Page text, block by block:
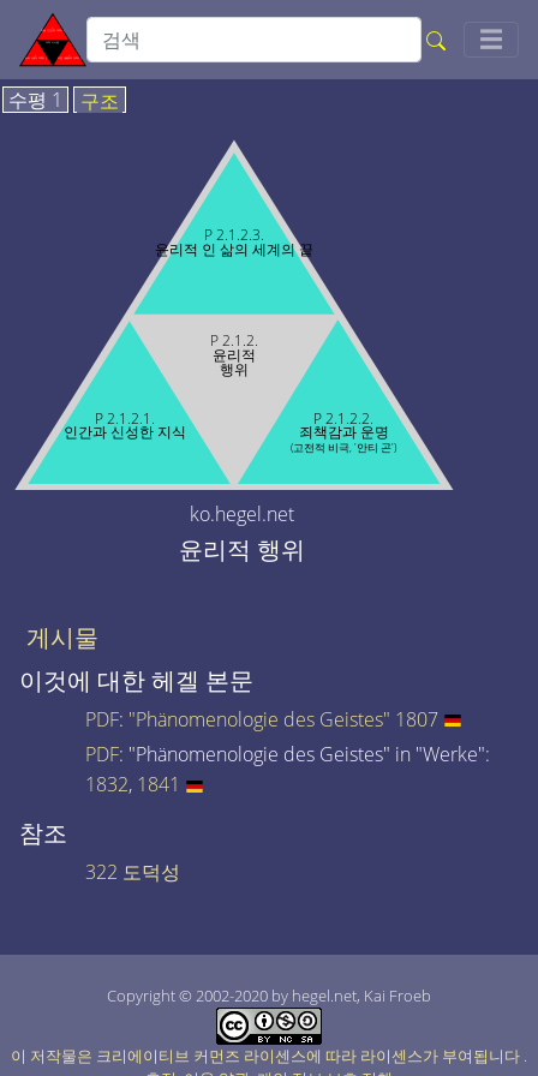
☰
수평 1 구조
P 2.1.2.
윤리적
행위
P 2.1.2.1.
인간과 신성한 지식
P 2.1.2.2.
죄책감과 운명
(고전적 비극, '안티 곤')
P 2.1.2.3.
윤리적 인 삶의 세계의 끝
ko.hegel.net
윤리적 행위
게시물
이것에 대한 헤겔 본문
PDF: "Phänomenologie des Geistes" 1807
PDF: "Phänomenologie des Geistes" in "Werke":
1832, 1841
참조
322 도덕성
Copyright © 2002-2020 by hegel.net, Kai Froeb
이 저작물은 크리에이티브 커먼즈 라이센스에 따라 라이센스가 부여됩니다 .